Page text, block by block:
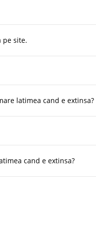
pe site.
latimea cand e extinsa?
cand e extinsa?